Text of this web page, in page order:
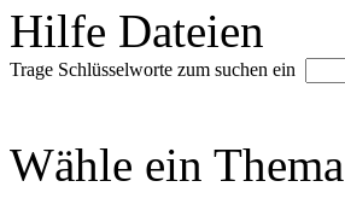
Hilfe Dateien
Trage Schlüsselworte zum suchen ein
Wähle ein Thema